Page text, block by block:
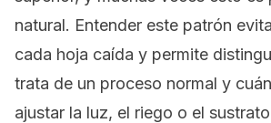
natural. Entender este patrón
cada hoja caída y permite
trata de un proceso normal y
ajustar la luz, el riego o el